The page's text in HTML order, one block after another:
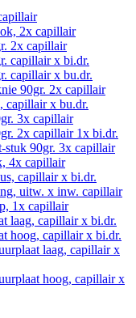
2x capillair
2x capillair
capillair x bi.dr.
capillair x bu.dr.
90gr. 2x capillair
capillair x bu.dr.
3x capillair
2x capillair 1x bi.dr.
stuk 90gr. 3x capillair
4x capillair
capillair x bi.dr.
uitw. x inw. capillair
1x capillair
laag, capillair x bi.dr.
hoog, capillair x bi.dr.
laag, capillair x
hoog, capillair x